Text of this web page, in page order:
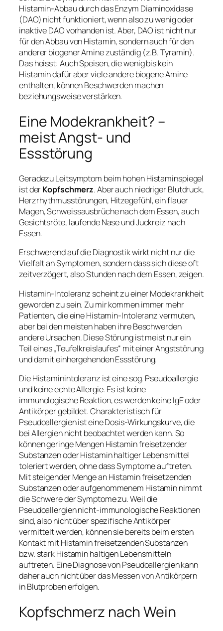
Histamin-Abbau durch das Enzym Diaminoxidase
(DAO) nicht funktioniert, wenn also zu wenig oder
inaktive DAO vorhanden ist. Aber, DAO ist nicht nur
für den Abbau von Histamin, sondern auch für den
anderer biogener Amine zuständig (z.B. Tyramin).
Das heisst: Auch Speisen, die wenig bis kein
Histamin dafür aber viele andere biogene Amine
enthalten, können Beschwerden machen
beziehungsweise verstärken.
Eine Modekrankheit? –
meist Angst- und
Essstörung
Geradezu Leitsymptom beim hohen Histaminspiegel
ist derKopfschmerz. Aber auch niedriger Blutdruck,
Herzrhythmusstörungen, Hitzegefühl, ein flauer
Magen, Schweissausbrüche nach dem Essen, auch
Gesichtsröte, laufende Nase und Juckreiz nach
Essen.
Erschwerend auf die Diagnostik wirkt nicht nur die
Vielfalt an Symptomen, sondern dass sich diese oft
zeitverzögert, also Stunden nach dem Essen, zeigen.
Histamin-Intoleranz scheint zu einer Modekrankheit
geworden zu sein. Zu mir kommen immer mehr
Patienten, die eine Histamin-Intoleranz vermuten,
aber bei den meisten haben ihre Beschwerden
andere Ursachen. Diese Störung ist meist nur ein
Teil eines „Teufelkreislaufes“ mit einer Angststörung
und damit einhergehenden Essstörung.
Die Histaminintoleranz ist eine sog. Pseudoallergie
und keine echte Allergie. Es ist keine
immunologische Reaktion, es werden keine IgE oder
Antikörper gebildet. Charakteristisch für
Pseudoallergien ist eine Dosis-Wirkungskurve, die
bei Allergien nicht beobachtet werden kann. So
können geringe Mengen Histamin freisetzender
Substanzen oder Histamin haltiger Lebensmittel
toleriert werden, ohne dass Symptome auftreten.
Mit steigender Menge an Histamin freisetzenden
Substanzen oder aufgenommenem Histamin nimmt
die Schwere der Symptome zu. Weil die
Pseudoallergien nicht-immunologische Reaktionen
sind, also nicht über spezifische Antikörper
vermittelt werden, können sie bereits beim ersten
Kontakt mit Histamin freisetzenden Substanzen
bzw. stark Histamin haltigen Lebensmitteln
auftreten. Eine Diagnose von Pseudoallergien kann
daher auch nicht über das Messen von Antikörpern
in Blutproben erfolgen.
Kopfschmerz nach Wein